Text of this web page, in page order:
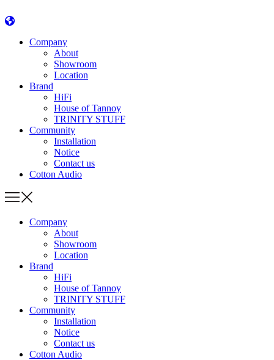
텐
Company
About
Showroom
Location
Brand
HiFi
House of Tannoy
TRINITY STUFF
Community
Installation
Notice
Contact us
Cotton Audio
Company
About
Showroom
Location
Brand
HiFi
House of Tannoy
TRINITY STUFF
Community
Installation
Notice
Contact us
Cotton Audio